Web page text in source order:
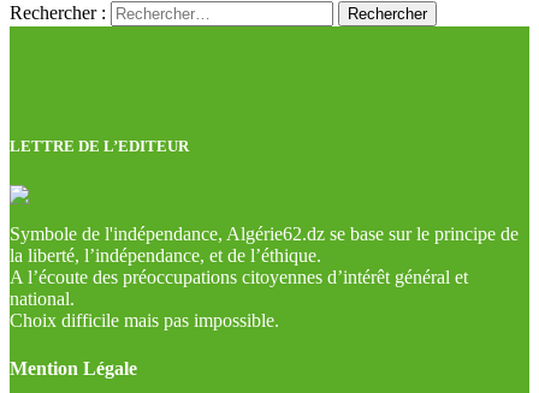
Rechercher :
LETTRE DE L’EDITEUR
Symbole de l'indépendance, Algérie62.dz se base sur le principe de
la liberté, l’indépendance, et de l’éthique.
A l’écoute des préoccupations citoyennes d’intérêt général et
national.
Choix difficile mais pas impossible.
Mention Légale